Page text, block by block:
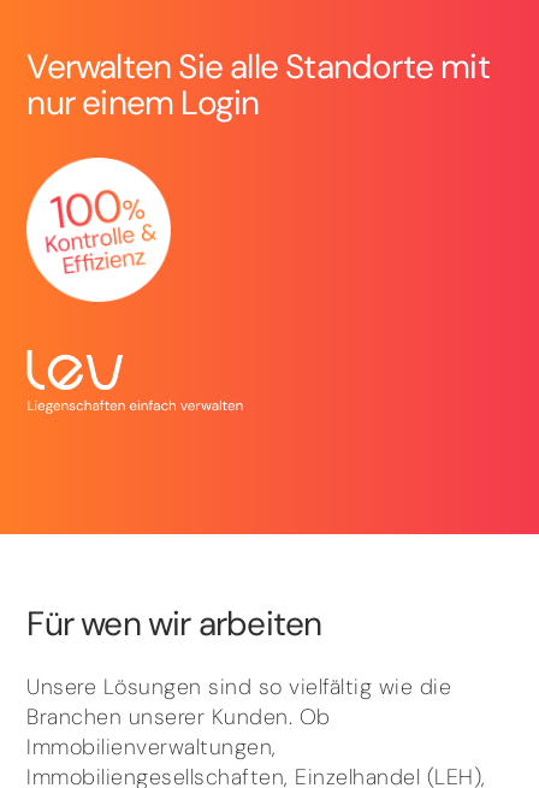
Verwalten Sie alle Standorte mit
nur einem Login
Für wen wir arbeiten
Unsere Lösungen sind so vielfältig wie die
Branchen unserer Kunden. Ob
Immobilienverwaltungen,
Immobiliengesellschaften, Einzelhandel (LEH),